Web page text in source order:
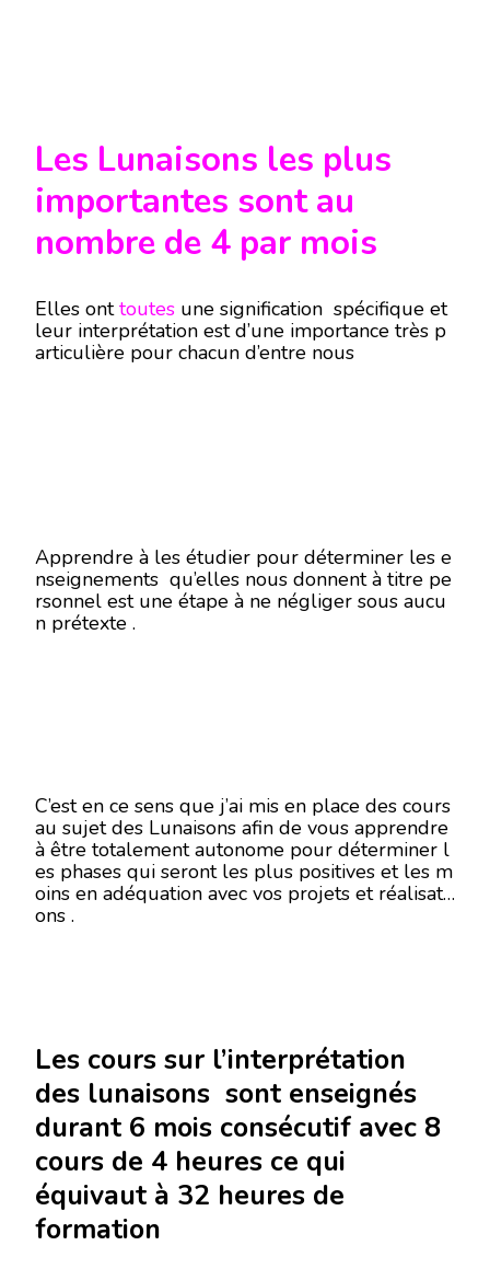
Les Lunaisons les plus
importantes sont au
nombre de 4 par mois
Elles onttoutes une signification spécifique et
leur interprétation est d’une importance très p
articulière pour chacun d’entre nous
Apprendre à les étudier pour déterminer les e
nseignements qu’elles nous donnent à titre pe
rsonnel est une étape à ne négliger sous aucu
n prétexte .
C’est en ce sens que j’ai mis en place des cours
au sujet des Lunaisons afin de vous apprendre
à être totalement autonome pour déterminer l
es phases qui seront les plus positives et les m
oins en adéquation avec vos projets et réalisati
ons .
Les cours sur l’interprétation
des lunaisons sont enseignés
durant 6 mois consécutif avec 8
cours de 4 heures ce qui
équivaut à 32 heures de
formation